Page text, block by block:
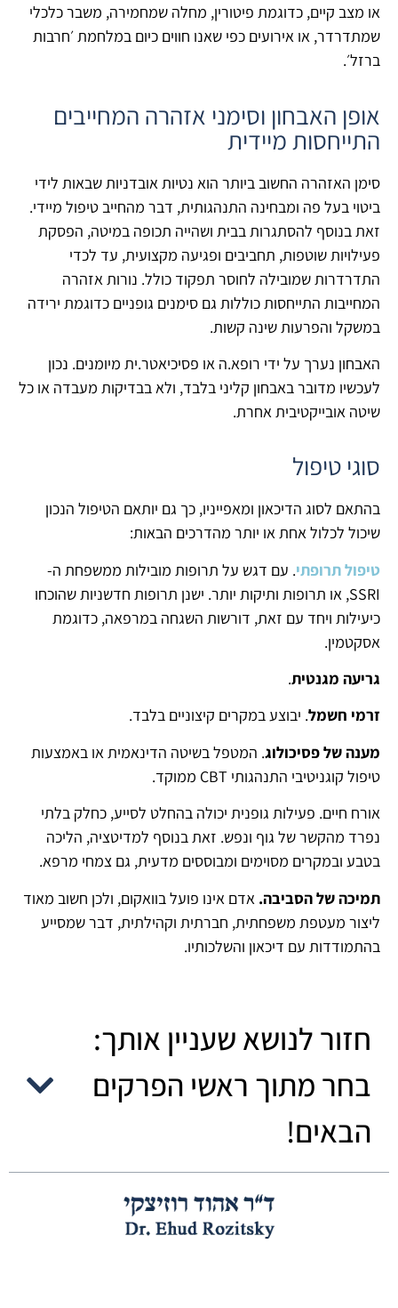
או מצב קיים, כדוגמת פיטורין, מחלה שמחמירה, משבר כלכלי
שמתדרדר, או אירועים כפי שאנו חווים כיום במלחמת ׳חרבות
ברזל׳.
אופן האבחון וסימני אזהרה המחייבים
התייחסות מיידית
סימן האזהרה החשוב ביותר הוא נטיות אובדניות שבאות לידי
ביטוי בעל פה ומבחינה התנהגותית, דבר מהחייב טיפול מיידי.
זאת בנוסף להסתגרות בבית ושהייה תכופה במיטה, הפסקת
פעילויות שוטפות, תחביבים ופגיעה מקצועית, עד לכדי
התדרדרות שמובילה לחוסר תפקוד כולל. נורות אזהרה
המחייבות התייחסות כוללות גם סימנים גופניים כדוגמת ירידה
במשקל והפרעות שינה קשות.
האבחון נערך על ידי רופא.ה או פסיכיאטר.ית מיומנים. נכון
לעכשיו מדובר באבחון קליני בלבד, ולא בבדיקות מעבדה או כל
שיטה אובייקטיבית אחרת.
סוגי טיפול
בהתאם לסוג הדיכאון ומאפייניו, כך גם יותאם הטיפול הנכון
שיכול לכלול אחת או יותר מהדרכים הבאות:
טיפול תרופתי. עם דגש על תרופות מובילות ממשפחת ה-
SSRI, או תרופות ותיקות יותר. ישנן תרופות חדשניות שהוכחו
כיעילות ויחד עם זאת, דורשות השגחה במרפאה, כדוגמת
אסקטמין.
גריעה מגנטית.
זרמי חשמל. יבוצע במקרים קיצוניים בלבד.
מענה של פסיכולוג. המטפל בשיטה הדינאמית או באמצעות
טיפול קוגניטיבי התנהגותי CBT ממוקד.
אורח חיים. פעילות גופנית יכולה בהחלט לסייע, כחלק בלתי
נפרד מהקשר של גוף ונפש. זאת בנוסף למדיטציה, הליכה
בטבע ובמקרים מסוימים ומבוססים מדעית, גם צמחי מרפא.
תמיכה של הסביבה. אדם אינו פועל בוואקום, ולכן חשוב מאוד
ליצור מעטפת משפחתית, חברתית וקהילתית, דבר שמסייע
בהתמודדות עם דיכאון והשלכותיו.
חזור לנושא שעניין אותך:
בחר מתוך ראשי הפרקים
הבאים!